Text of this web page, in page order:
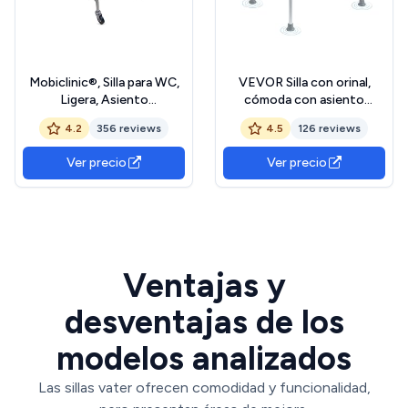
Mobiclinic®, Silla para WC,
Ligera, Asiento
ergonómico, Reposabrazos
Acolchados, Manzanares,
Máx. 100 Kg, Sistema
Frenado, Aluminio, Blanco y
Azul
4.2 356 reviews
Ver precio
VEVOR Silla con orinal,
cómoda con asiento
acolchado y reposabrazos,
altura ajustable en 7
niveles, cubo extraíble de
5,8 L, fácil de montar,
capacidad de 158 kg, para
4.5 126 reviews
Ver precio
Ventajas y
desventajas de los
modelos analizados
Las sillas vater ofrecen comodidad y funcionalidad,